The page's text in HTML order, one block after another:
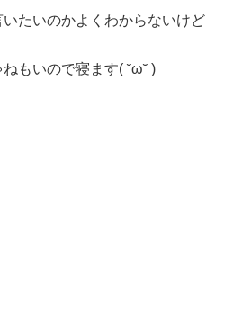
たいのかよくわからないけど
もいので寝ます( ˘ω˘ )